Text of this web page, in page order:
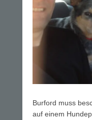
Burford muss
auf einem